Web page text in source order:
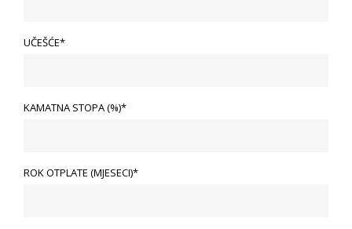
UČEŠĆE*
KAMATNA STOPA (%)*
ROK OTPLATE (MJESECI)*